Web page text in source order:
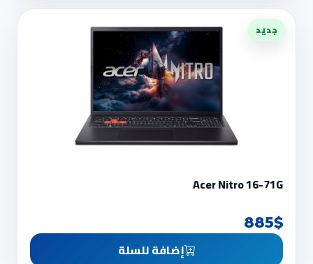
جديد
Acer Nitro 16-71G
885$
إضافة للسلة